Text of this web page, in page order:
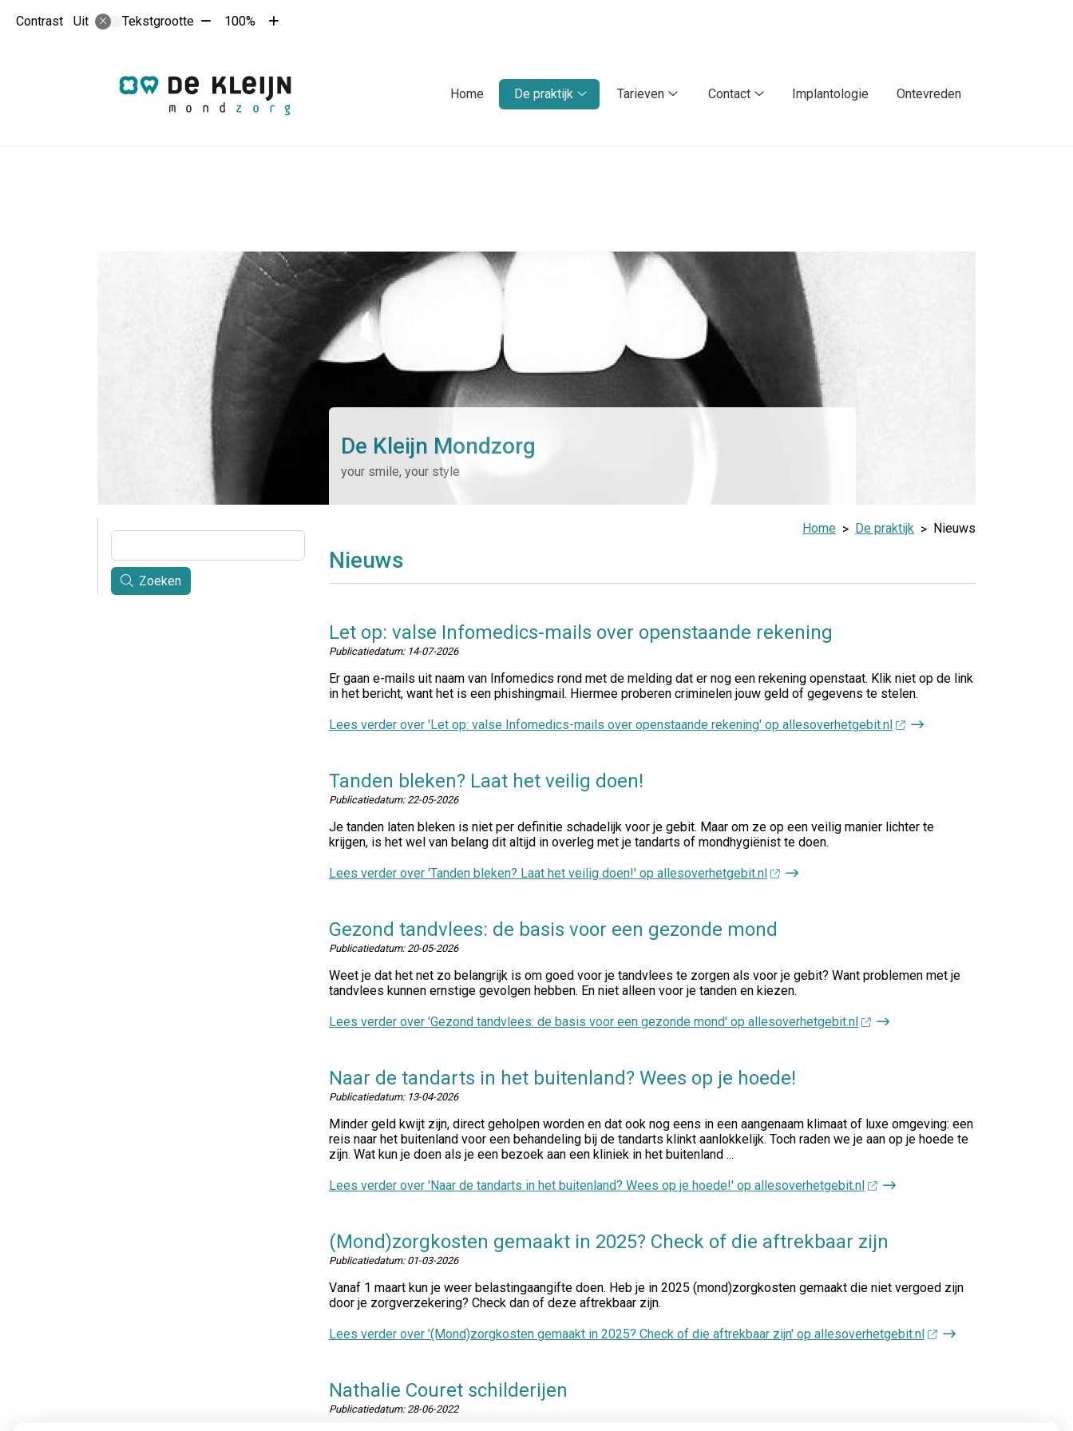
Contrast Uit Tekstgrootte Tekst100%
Tekst
Home
De praktijk
De
Tarieven
Contact
Implantologie Ontevreden
De Kleijn Mondzorg
your smile, your style
Home De praktijk Nieuws
Nieuws
Let op: valse Infomedics-mails over openstaande rekening
Publicatiedatum: 14-07-2026
Er gaan e-mails uit naam van Infomedics rond met de melding dat er nog een rekening openstaat. Klik niet op de link
in het bericht, want het is een phishingmail. Hiermee proberen criminelen jouw geld of gegevens te stelen.
Lees verder over 'Let op: valse Infomedics-mails over openstaande rekening' op allesoverhetgebit.nl
Tanden bleken? Laat het veilig doen!
Publicatiedatum: 22-05-2026
Je tanden laten bleken is niet per definitie schadelijk voor je gebit. Maar om ze op een veilig manier lichter te
krijgen, is het wel van belang dit altijd in overleg met je tandarts of mondhygiënist te doen.
Lees verder over 'Tanden bleken? Laat het veilig doen!' op allesoverhetgebit.nl
Gezond tandvlees: de basis voor een gezonde mond
Publicatiedatum: 20-05-2026
Weet je dat het net zo belangrijk is om goed voor je tandvlees te zorgen als voor je gebit? Want problemen met je
tandvlees kunnen ernstige gevolgen hebben. En niet alleen voor je tanden en kiezen.
Lees verder over 'Gezond tandvlees: de basis voor een gezonde mond' op allesoverhetgebit.nl
Naar de tandarts in het buitenland? Wees op je hoede!
Publicatiedatum: 13-04-2026
Minder geld kwijt zijn, direct geholpen worden en dat ook nog eens in een aangenaam klimaat of luxe omgeving: een
reis naar het buitenland voor een behandeling bij de tandarts klinkt aanlokkelijk. Toch raden we je aan op je hoede te
zijn. Wat kun je doen als je een bezoek aan een kliniek in het buitenland ...
Lees verder over 'Naar de tandarts in het buitenland? Wees op je hoede!' op allesoverhetgebit.nl
(Mond)zorgkosten gemaakt in 2025? Check of die aftrekbaar zijn
Publicatiedatum: 01-03-2026
Vanaf 1 maart kun je weer belastingaangifte doen. Heb je in 2025 (mond)zorgkosten gemaakt die niet vergoed zijn
door je zorgverzekering? Check dan of deze aftrekbaar zijn.
Lees verder over '(Mond)zorgkosten gemaakt in 2025? Check of die aftrekbaar zijn' op allesoverhetgebit.nl
Nathalie Couret schilderijen
Publicatiedatum: 28-06-2022
Zoeken